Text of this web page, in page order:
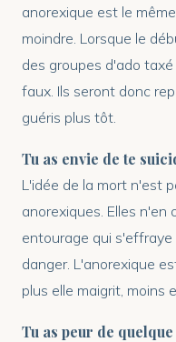
anorexique est le
moindre. Lorsque le
des groupes d'ado
faux. Ils seront donc
guéris plus tôt.
Tu as envie de te
L'idée de la mort n'est
anorexiques. Elles n'en
entourage qui
danger. L'anorexique
plus elle maigrit, moins
Tu as peur de